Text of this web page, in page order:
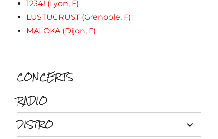
1234! (Lyon, F)
LUSTUCRUST (Grenoble, F)
MALOKA (Dijon, F)
CONCERTS
RADIO
DISTRO
ouvrir
le